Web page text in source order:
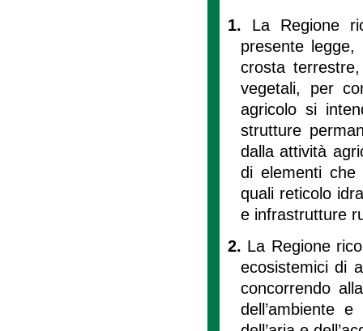
1. La Regione
presente legge,
crosta
vegetali, per
agricolo si
strutture
dalla attività
di elementi che
quali reticolo
e infrastrutture
2. La Regione
ecosistemici di
concorrendo
dell’ambiente